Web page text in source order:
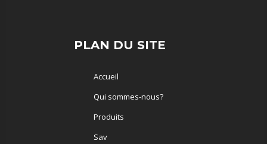
PLAN DU SITE
Accueil
Qui sommes-nous?
Produits
Sav